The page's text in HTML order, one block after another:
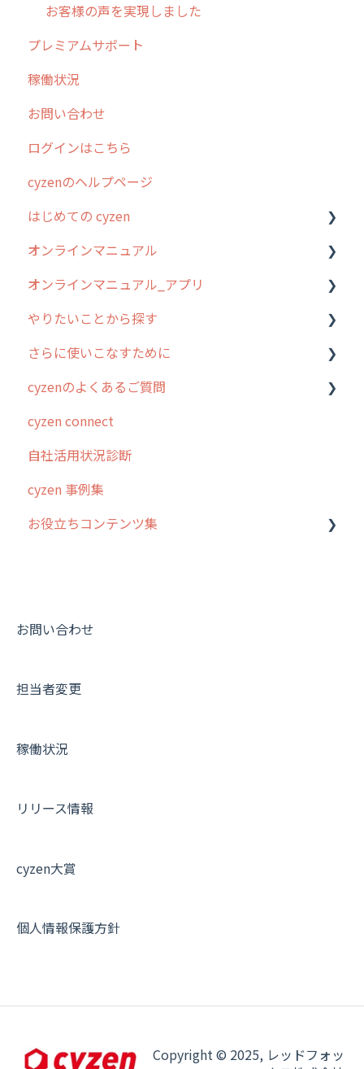
お客様の声を実現しました
プレミアムサポート
稼働状況
お問い合わせ
ログインはこちら
cyzenのヘルプページ
はじめての cyzen
0. はじめてのcyzenの使い方
1. cyzenについて知ろう
2. 主要機能の概要
3. cyzenの位置情報取得について
4. cyzen利用前の準備：システム管理者編
5. 基本的な使い方：システム管理者編
6. 基本的な使い方：ユーザー編
7. 初心者向けよくある質問集
8. 用語集
【業界業種別】cyzen設定方法
オンラインマニュアル
管理サイトの使い始め
ユーザー・グループ管理
行動管理
予定管理
スポット
ステータス・主観
報告書・行動種別
勤怠管理
帳票出力
商品
オンラインマニュアル_アプリ
アプリの使い始め
ホーム画面
スポット
報告閲覧
予定
日報
履歴
パフォーマンス
お知らせ
やりたいことから探す
行動管理
勤怠管理
予定管理
スポット
ステータス・主観
報告書・行動種別
活動通知
商品
さらに使いこなすために
はじめに
スポット・ステータス関連オプション
交通費自動計算
安全走行支援
写真管理・高画質化
その他オプション
契約・その他
cyzenのよくあるご質問
ログインについて
グループ・ユーザーについて
GPS・位置情報 について
ルート自動記録 について
報告書について
メンバー画面について
その他よくある質問
cyzen connect
自社活用状況診断
cyzen 事例集
お役立ちコンテンツ集
動画集：共通
お問い合わせ
担当者変更
稼働状況
リリース情報
cyzen大賞
個人情報保護方針
Copyright © 2025, レッドフォッ